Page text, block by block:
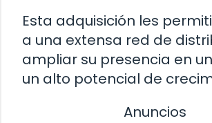
Esta adquisición les
a una extensa red de
ampliar su presencia en
un alto potencial de
Anuncios